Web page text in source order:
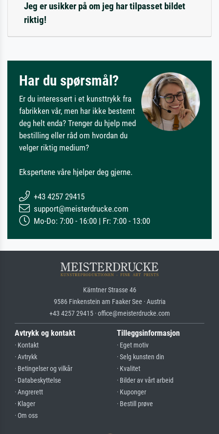
Jeg er usikker på om jeg har tilpasset bildet
riktig!
Har du spørsmål?
Er du interessert i et kunsttrykk fra
fabrikken vår, men har ikke bestemt
deg helt enda? Trenger du hjelp med
bestilling eller råd om hvordan du
velger riktig medium?
Ekspertene våre hjelper deg gjerne.
+43 4257 29415
support@meisterdrucke.com
Mo-Do: 7:00 - 16:00 | Fr: 7:00 - 13:00
Kärntner Strasse 46
9586 Finkenstein am Faaker See · Austria
+43 4257 29415 · office@meisterdrucke.com
Avtrykk og kontakt
· Kontakt
· Avtrykk
· Betingelser og vilkår
· Databeskyttelse
· Angrerett
· Klager
· Om oss
Tilleggsinformasjon
· Eget motiv
· Selg kunsten din
· Kvalitet
· Bilder av vårt arbeid
· Kuponger
· Bestill prøve